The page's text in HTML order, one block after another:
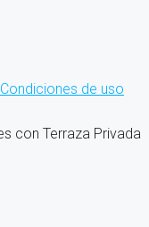
Condiciones de uso